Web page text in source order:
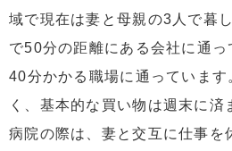
域で現在は妻と母親の3人で暮
で50分の距離にある会社に通
40分かかる職場に通っていま
く、基本的な買い物は週末に済
病院の際は、妻と交互に仕事を